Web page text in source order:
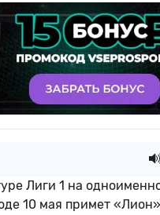
Лиги 1 на
10 мая примет